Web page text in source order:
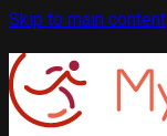
Skip to main content